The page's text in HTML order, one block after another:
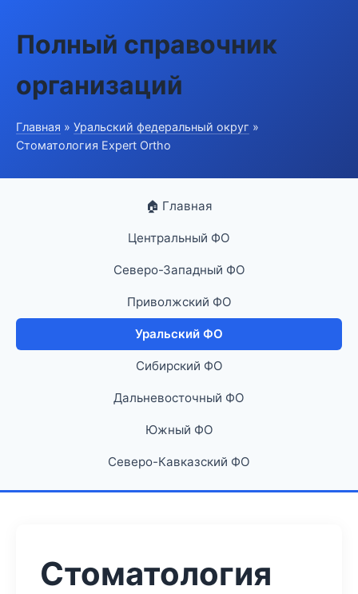
Полный справочник
организаций
Главная » Уральский федеральный округ »
Стоматология Expert Ortho
🏠 Главная
Центральный ФО
Северо-Западный ФО
Приволжский ФО
Уральский ФО
Сибирский ФО
Дальневосточный ФО
Южный ФО
Северо-Кавказский ФО
Стоматология